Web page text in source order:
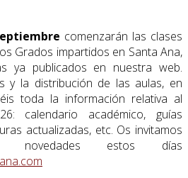
comenzarán las clases
Grados impartidos en Santa Ana,
ya publicados en nuestra web.
y la distribución de las aulas, en
toda la información relativa al
calendario académico, guías
actualizadas, etc. Os invitamos
estos días